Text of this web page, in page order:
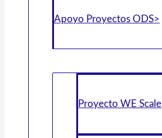
Apoyo Proyectos ODS>
Proyecto WE Scale